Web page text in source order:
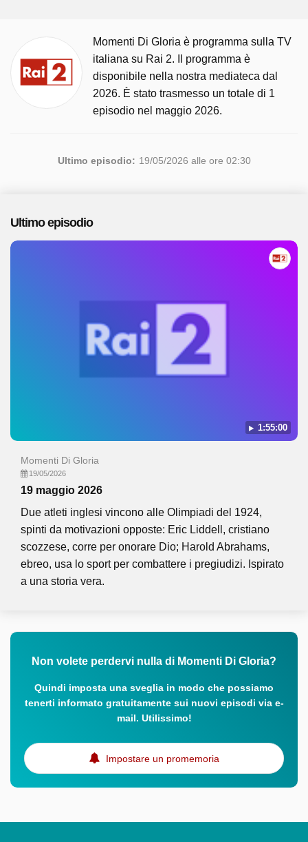
Momenti Di Gloria è programma sulla TV
italiana su Rai 2. Il programma è
disponibile nella nostra mediateca dal
2026. È stato trasmesso un totale di 1
episodio nel maggio 2026.
Ultimo episodio: 19/05/2026 alle ore 02:30
Ultimo episodio
1:55:00
Momenti Di Gloria
19/05/2026
19 maggio 2026
Due atleti inglesi vincono alle Olimpiadi del 1924,
spinti da motivazioni opposte: Eric Liddell, cristiano
scozzese, corre per onorare Dio; Harold Abrahams,
ebreo, usa lo sport per combattere i pregiudizi. Ispirato
a una storia vera.
Non volete perdervi nulla di Momenti Di Gloria?
Quindi imposta una sveglia in modo che possiamo
tenerti informato gratuitamente sui nuovi episodi via e-
mail. Utilissimo!
Impostare un promemoria